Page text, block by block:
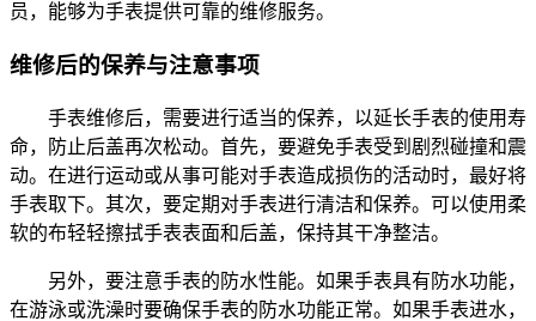
员，能够为手表提供可靠的维修服务。
维修后的保养与注意事项
手表维修后，需要进行适当的保养，以延长手表的使用寿
命，防止后盖再次松动。首先，要避免手表受到剧烈碰撞和震
动。在进行运动或从事可能对手表造成损伤的活动时，最好将
手表取下。其次，要定期对手表进行清洁和保养。可以使用柔
软的布轻轻擦拭手表表面和后盖，保持其干净整洁。
另外，要注意手表的防水性能。如果手表具有防水功能，
在游泳或洗澡时要确保手表的防水功能正常。如果手表进水，